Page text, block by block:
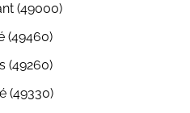
(49000)
(49460)
(49260)
(49330)